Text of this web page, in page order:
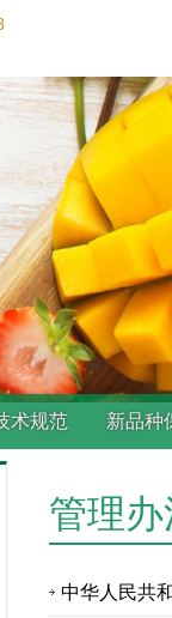
术规范 新品种
to
top
管理
中华人民共